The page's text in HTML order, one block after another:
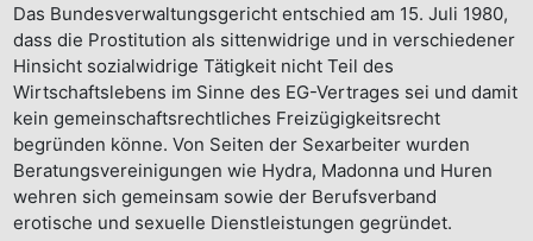
Das Bundesverwaltungsgericht entschied am 15. Juli 1980,
dass die Prostitution als sittenwidrige und in verschiedener
Hinsicht sozialwidrige Tätigkeit nicht Teil des
Wirtschaftslebens im Sinne des EG-Vertrages sei und damit
kein gemeinschaftsrechtliches Freizügigkeitsrecht
begründen könne. Von Seiten der Sexarbeiter wurden
Beratungsvereinigungen wie Hydra, Madonna und Huren
wehren sich gemeinsam sowie der Berufsverband
erotische und sexuelle Dienstleistungen gegründet.